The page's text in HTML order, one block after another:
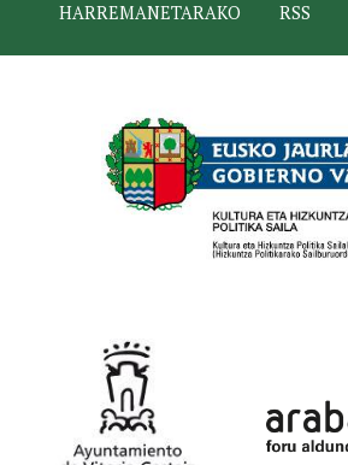
HARREMANETARAKO
RSS